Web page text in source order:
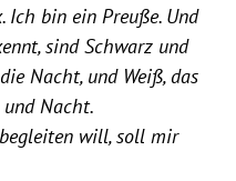
Ich bin ein Preuße. Und
sind Schwarz und
Nacht, und Weiß, das
und Nacht.
will, soll mir